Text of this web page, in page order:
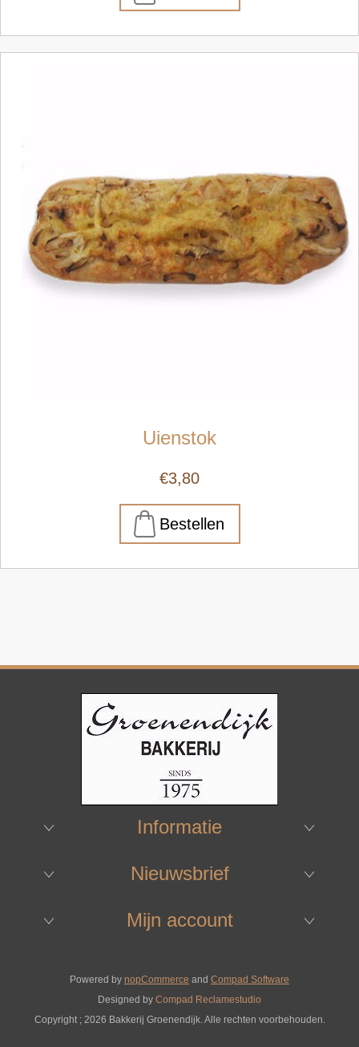
Uienstok
€3,80
Informatie
Nieuwsbrief
Mijn account
Powered by nopCommerce and Compad Software
Designed by Compad Reclamestudio
Copyright ; 2026 Bakkerij Groenendijk. Alle rechten voorbehouden.